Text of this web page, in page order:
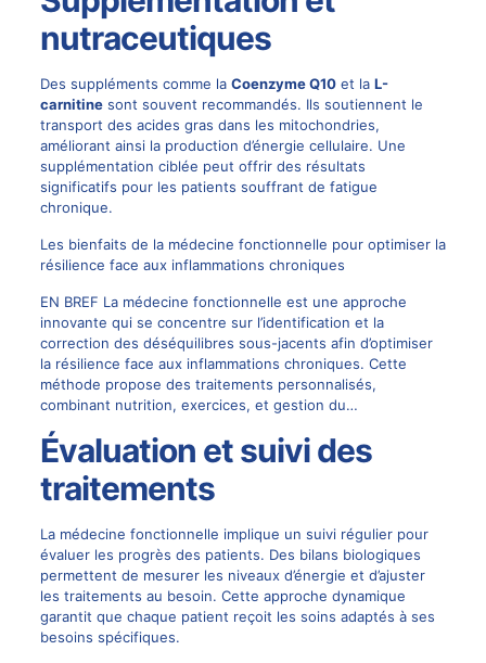
nutraceutiques
Des suppléments comme la Coenzyme Q10et la L-
carnitinesont souvent recommandés. Ils soutiennent le
transport des acides gras dans les mitochondries,
améliorant ainsi la production d’énergie cellulaire. Une
supplémentation ciblée peut offrir des résultats
significatifs pour les patients souffrant de fatigue
chronique.
Les bienfaits de la médecine fonctionnelle pour optimiser la
résilience face aux inflammations chroniques
EN BREF La médecine fonctionnelle est une approche
innovante qui se concentre sur l’identification et la
correction des déséquilibres sous-jacents afin d’optimiser
la résilience face aux inflammations chroniques. Cette
méthode propose des traitements personnalisés,
combinant nutrition, exercices, et gestion du…
Évaluation et suivi des
traitements
La médecine fonctionnelle implique un suivi régulier pour
évaluer les progrès des patients. Des bilans biologiques
permettent de mesurer les niveaux d’énergie et d’ajuster
les traitements au besoin. Cette approche dynamique
garantit que chaque patient reçoit les soins adaptés à ses
besoins spécifiques.